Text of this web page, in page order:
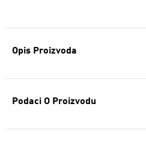
Opis Proizvoda
Podaci O Proizvodu